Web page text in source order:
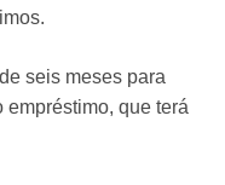
seis meses para
que terá